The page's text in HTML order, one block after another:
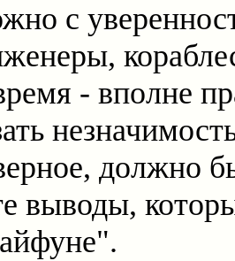
с
- вполне
должно
выводы,